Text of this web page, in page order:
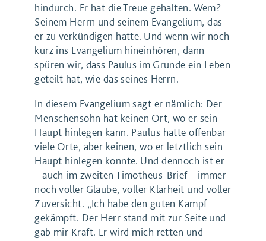
hindurch. Er hat die Treue gehalten. Wem?
Seinem Herrn und seinem Evangelium, das
er zu verkündigen hatte. Und wenn wir noch
kurz ins Evangelium hineinhören, dann
spüren wir, dass Paulus im Grunde ein Leben
geteilt hat, wie das seines Herrn.
In diesem Evangelium sagt er nämlich: Der
Menschensohn hat keinen Ort, wo er sein
Haupt hinlegen kann. Paulus hatte offenbar
viele Orte, aber keinen, wo er letztlich sein
Haupt hinlegen konnte. Und dennoch ist er
– auch im zweiten Timotheus-Brief – immer
noch voller Glaube, voller Klarheit und voller
Zuversicht. „Ich habe den guten Kampf
gekämpft. Der Herr stand mit zur Seite und
gab mir Kraft. Er wird mich retten und